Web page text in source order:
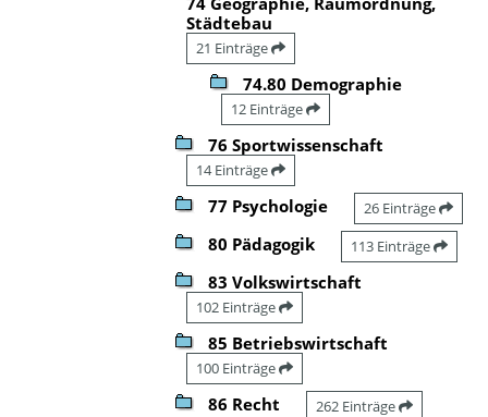
Städtebau
21 Einträge
74.80 Demographie
12 Einträge
76 Sportwissenschaft
14 Einträge
77 Psychologie 26 Einträge
80 Pädagogik 113 Einträge
83 Volkswirtschaft
102 Einträge
85 Betriebswirtschaft
100 Einträge
86 Recht 262 Einträge